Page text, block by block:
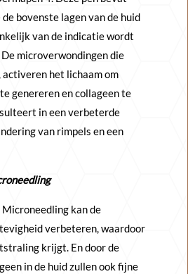
bovenste lagen van de huid
van de indicatie wordt
microverwondingen die
het lichaam om
genereren en collageen te
in een verbeterde
van rimpels en een
kan de
verbeteren, waardoor
krijgt. En door de
in de huid zullen ook fijne